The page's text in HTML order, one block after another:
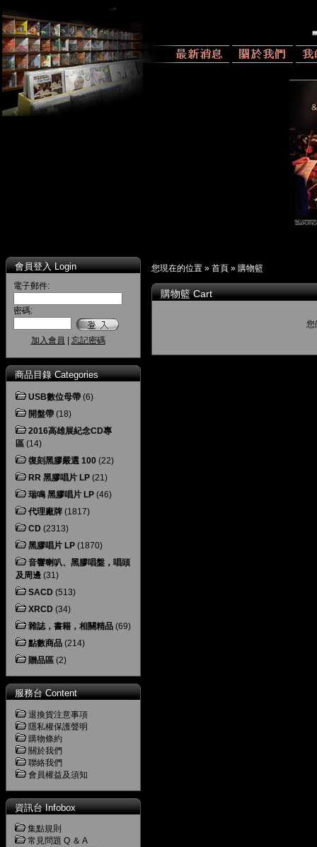
會員登入 Login
電子郵件:
密碼:
加入會員 忘記密碼
商品目錄 Categories
USB數位母帶 (6)
開盤帶 (18)
2016高雄展紀念CD專
區 (14)
復刻黑膠嚴選 100 (22)
RR 黑膠唱片 LP (21)
瑞鳴 黑膠唱片 LP (46)
代理廠牌 (1817)
CD (2313)
黑膠唱片 LP (1870)
音響喇叭、黑膠唱盤，唱頭
及周邊 (31)
SACD (513)
XRCD (34)
雜誌，書籍，相關精品 (69)
點數商品 (214)
贈品區 (2)
服務台 Content
退換貨注意事項
隱私權保護聲明
購物條約
關於我們
聯絡我們
會員權益及須知
資訊台 Infobox
集點規則
常見問題 Q ＆ A
您現在的位置 » 首頁 » 購物籃
購物籃 Cart
您